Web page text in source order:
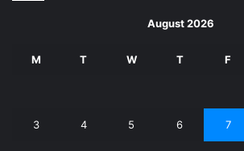
August 2026
M T W T F
3 4 5 6 7